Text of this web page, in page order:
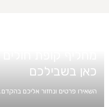
כאן בשבילכם
השאירו פרטים ונחזור אליכם בהקדם.